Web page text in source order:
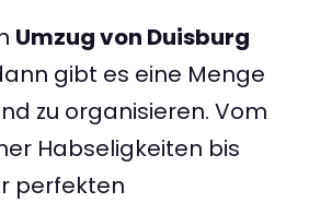
Umzug von Duisburg
gibt es eine Menge
zu organisieren. Vom
Habseligkeiten bis
perfekten